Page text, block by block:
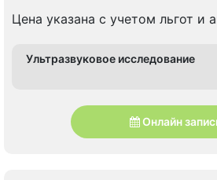
Цена указана с учетом льгот и
Ультразвуковое исследование
Онлайн